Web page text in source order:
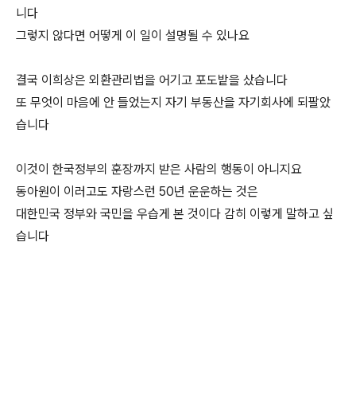
니다
그렇지 않다면 어떻게 이 일이 설명될 수 있나요
결국 이희상은 외환관리법을 어기고 포도밭을 샀습니다
또 무엇이 마음에 안 들었는지 자기 부동산을 자기회사에 되팔았
습니다
이것이 한국정부의 훈장까지 받은 사람의 행동이 아니지요
동아원이 이러고도 자랑스런 50년 운운하는 것은
대한민국 정부와 국민을 우습게 본 것이다 감히 이렇게 말하고 싶
습니다